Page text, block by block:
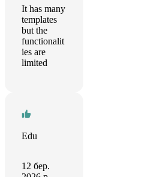
It has many
templates
but the
functionalit
ies are
limited
Edu
12 бер.